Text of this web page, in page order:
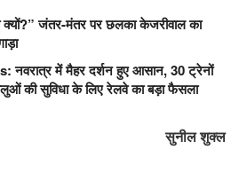
जंतर-मंतर पर छलका केजरीवाल का
में मैहर दर्शन हुए आसान, 30 ट्रेनों
की सुविधा के लिए रेलवे का बड़ा फैसला
सुनील शुक्ल